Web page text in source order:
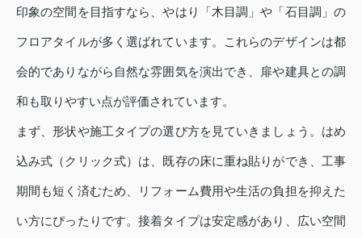
印象の空間を目指すなら、やはり「木目調」や「石目調」の
フロアタイルが多く選ばれています。これらのデザインは都
会的でありながら自然な雰囲気を演出でき、扉や建具との調
和も取りやすい点が評価されています。
まず、形状や施工タイプの選び方を見ていきましょう。はめ
込み式（クリック式）は、既存の床に重ね貼りができ、工事
期間も短く済むため、リフォーム費用や生活の負担を抑えた
い方にぴったりです。接着タイプは安定感があり、広い空間